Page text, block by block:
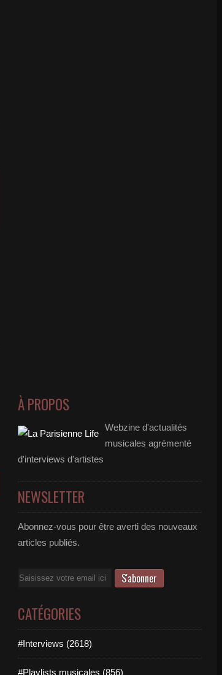
À PROPOS
Webzine d'actualités
musicales agrémenté
d'interviews d'artistes
NEWSLETTER
Abonnez-vous pour être averti des nouveaux
articles publiés.
Email
CATÉGORIES
#Interviews (2618)
#Playlists musicales (856)